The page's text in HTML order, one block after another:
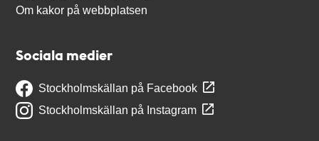
Om kakor på webbplatsen
Sociala medier
Stockholmskällan på Facebook
Stockholmskällan på Instagram